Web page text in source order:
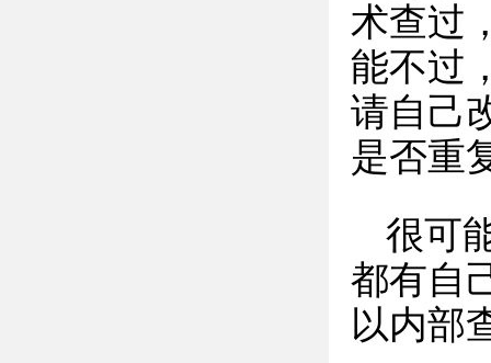
术查过
能不过
请自己
是否重
很可
都有自
以内部